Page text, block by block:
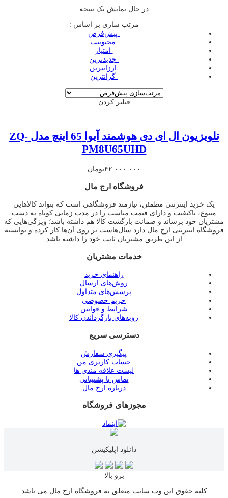
در حال نمایش یک نتیجه
مرتب سازی بر اساس :
‌ پیش‌فرض
‌ محبوبیت
‌ امتیاز
‌ جدیدترین
‌ ارزانترین
‌ گرانترین
فیلتر کردن
تلویزیون ال ای دی هوشمند آیوا 65 اینچ مدل ZQ-
PM8U65UHD
۴۲.۰۰۰.۰۰۰تومان
فروشگاه ارج مال
یک خرید اینترنتی مطمئن، نیازمند فروشگاهی است که بتواند کالاهایی
متنوع، باکیفیت و دارای قیمت مناسب را در مدت زمانی کوتاه به دست
مشتریان خود برساند و ضمانت بازگشت کالا هم داشته باشد؛ ویژگی‌هایی که
فروشگاه اینترنتی ارج مال دارد سال‌هاست بر روی آن‌ها کار کرده و توانسته
از این طریق مشتریان ثابت خود را داشته باشد
خدمات مشتریان
راهنمای خرید
روش‌های ارسال
پرسش‌های متداول
حریم خصوصی
شرایط و قوانین
رویه‌های بازگرداندن کالا
دسترسی سریع
پیگیری سفارش
حساب کاربری من
لیست علاقه مندی ها
تماس با پشتیبانی
درباره ارج مال
مجوزهای فروشگاه
دانلود اپلیکیشن
برو بالا
کلیه حقوق این وب سایت متعلق به فروشگاه ارج مال می باشد